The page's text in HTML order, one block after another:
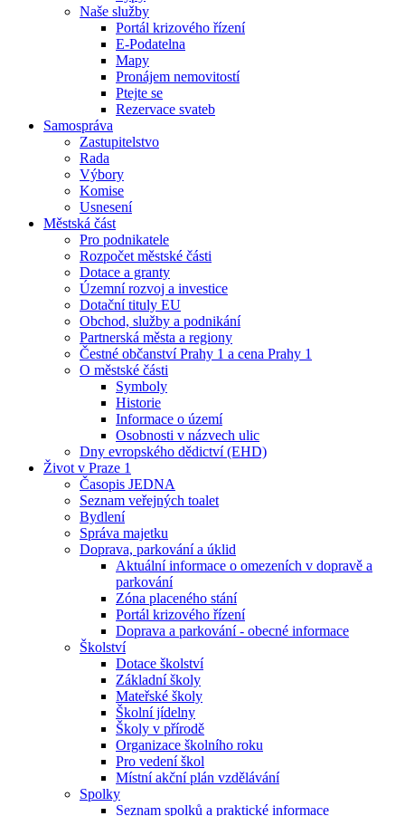
Naše služby
Portál krizového řízení
E-Podatelna
Mapy
Pronájem nemovitostí
Ptejte se
Rezervace svateb
Samospráva
Zastupitelstvo
Rada
Výbory
Komise
Usnesení
Městská část
Pro podnikatele
Rozpočet městské části
Dotace a granty
Územní rozvoj a investice
Dotační tituly EU
Obchod, služby a podnikání
Partnerská města a regiony
Čestné občanství Prahy 1 a cena Prahy 1
O městské části
Symboly
Historie
Informace o území
Osobnosti v názvech ulic
Dny evropského dědictví (EHD)
Život v Praze 1
Časopis JEDNA
Seznam veřejných toalet
Bydlení
Správa majetku
Doprava, parkování a úklid
Aktuální informace o omezeních v dopravě a
parkování
Zóna placeného stání
Portál krizového řízení
Doprava a parkování - obecné informace
Školství
Dotace školství
Základní školy
Mateřské školy
Školní jídelny
Školy v přírodě
Organizace školního roku
Pro vedení škol
Místní akční plán vzdělávání
Spolky
Seznam spolků a praktické informace